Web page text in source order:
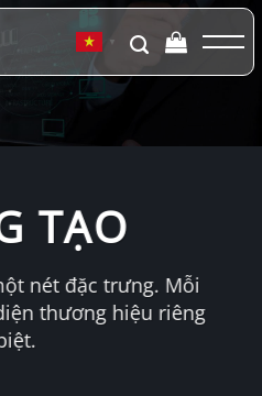
▼
TẠO
nét đặc trưng. Mỗi
thương hiệu riêng